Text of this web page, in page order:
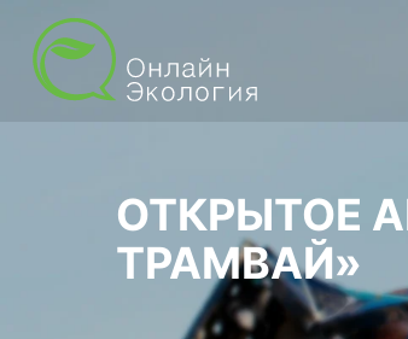
ОТКРЫТОЕ
ТРАМВАЙ»